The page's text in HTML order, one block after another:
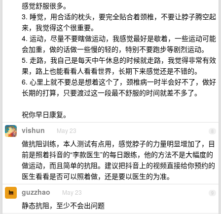
感觉舒服很多。
3. 睡觉，用合适的枕头，要完全贴合着颈椎，不要让脖子腾空起
来，我觉得这个很重要。
4. 运动，尽量不要瞎做运动，我感觉最好是歇着，一些运动可能
会加重，做的话做一些慢的轻的，特别不要跑步等剧烈运动。
5. 走路，我自己是每天中午休息的时候就走路，我觉得非常有效
果，路上也能看看人看看世界，长期下来感觉还是不错的。
6. 心里上就不要总是想着这个了，颈椎病一时半会好不了，做好
长期的打算，只要渡过这一段最不舒服的时间就差不多了。
祝你早日康复。
8
vishun May 23
做抗阻训练，本人测试有点用，感觉脖子的力量明显增加了，目
前是照着抖音的“李款医生”的每日跟练，他的方法不是大幅度的
做运动，而且简单的抗阻。建议把抖音上的视频直接给你预约的
医生看看是否可以照着做，还是要以医生的为准。
9
guzzhao May 23
静态抗阻，至少不会出问题